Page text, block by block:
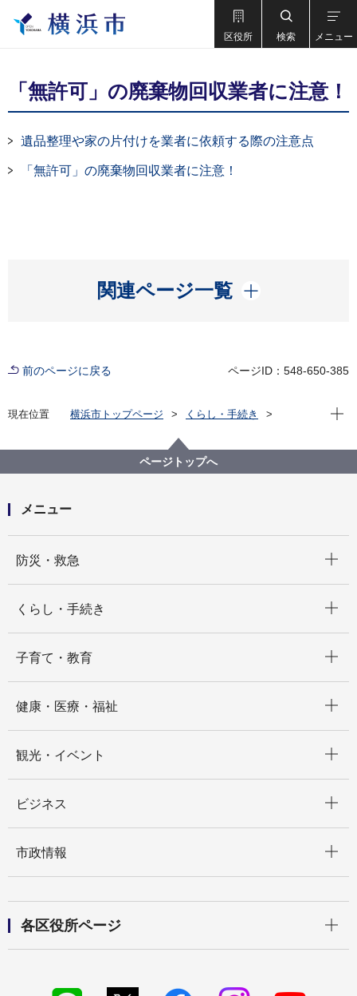
区役所 検索 メニュー
「無許可」の廃棄物回収業者に注意！
遺品整理や家の片付けを業者に依頼する際の注意点
「無許可」の廃棄物回収業者に注意！
関連ページ一覧
開く
前のページに戻る ページID：548-650-385
現在位置 横浜市トップページ
くらし・手続き
「無許可」の廃棄物回収業者に注意！
現在
ページトップへ
メニュー
防災・救急
くらし・手続き
子育て・教育
健康・医療・福祉
観光・イベント
ビジネス
市政情報
各区役所ページ